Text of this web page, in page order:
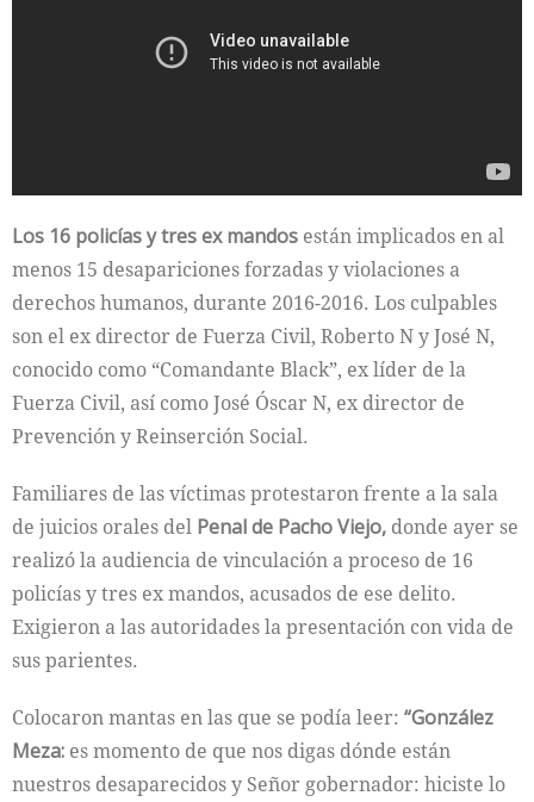
Los 16 policías y tres ex mandos están implicados en al
menos 15 desapariciones forzadas y violaciones a
derechos humanos, durante 2016-2016. Los culpables
son el ex director de Fuerza Civil, Roberto N y José N,
conocido como “Comandante Black”, ex líder de la
Fuerza Civil, así como José Óscar N, ex director de
Prevención y Reinserción Social.
Familiares de las víctimas protestaron frente a la sala
de juicios orales del Penal de Pacho Viejo, donde ayer se
realizó la audiencia de vinculación a proceso de 16
policías y tres ex mandos, acusados de ese delito.
Exigieron a las autoridades la presentación con vida de
sus parientes.
Colocaron mantas en las que se podía leer: “González
Meza: es momento de que nos digas dónde están
nuestros desaparecidos y Señor gobernador: hiciste lo